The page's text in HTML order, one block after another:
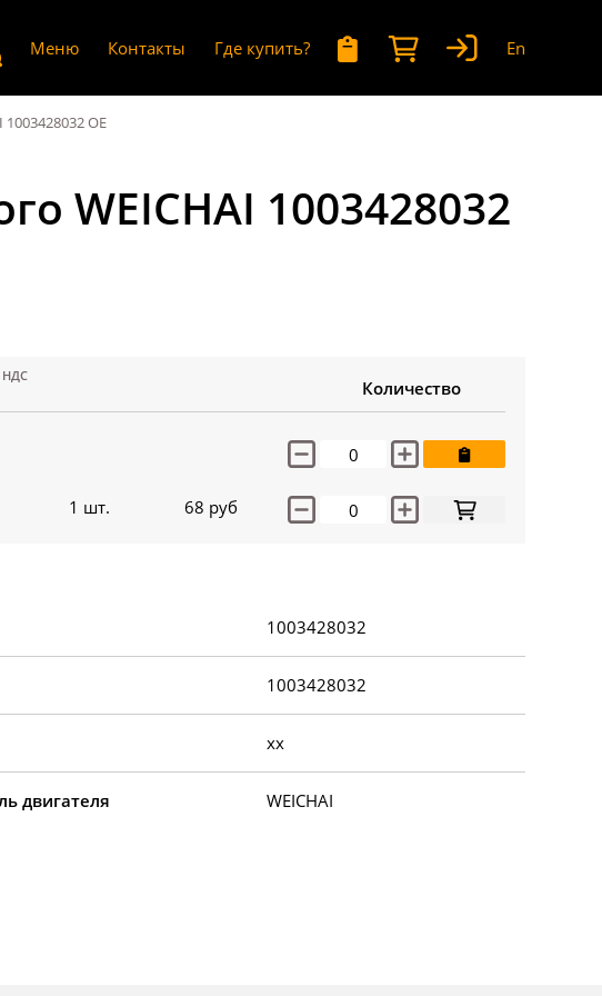
Меню Контакты Где купить? En
OE
WEICHAI 1003428032
НДС
Количество
1 шт. 68 руб
1003428032
1003428032
xx
двигателя WEICHAI